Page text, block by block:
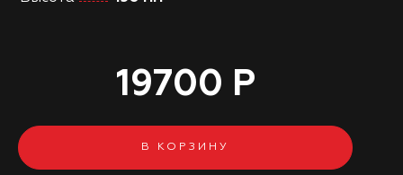
19700 Р
В КОРЗИНУ